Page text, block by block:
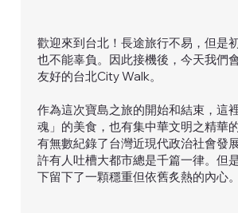
歡迎來到台北！長途旅行不易，但是
也不能辜負。因此接機後，今天我們
友好的台北City Walk。
作為這次寶島之旅的開始和結束，這
魂」的美食，也有集中華文明之精華
有無數紀錄了台灣近現代政治社會發
許有人吐槽大都市總是千篇一律。但
下留下了一顆穩重但依舊炙熱的內心。